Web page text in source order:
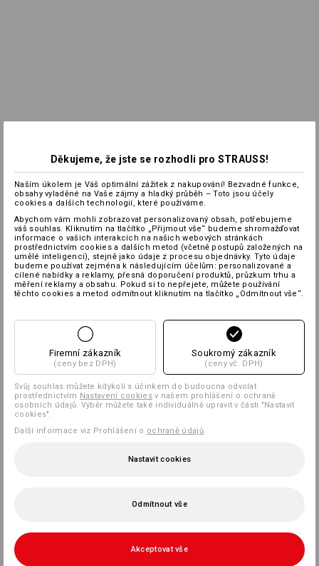
Děkujeme, že jste se rozhodli pro STRAUSS!
Naším úkolem je Váš optimální zážitek z nakupování! Bezvadné funkce,
obsahy vyladěné na Vaše zájmy a hladký průběh – Toto jsou účely
cookies a dalších technologií, které používáme.
Abychom vám mohli zobrazovat personalizovaný obsah, potřebujeme
váš souhlas. Kliknutím na tlačítko „Přijmout vše“ budeme shromažďovat
informace o vašich interakcích na našich webových stránkách
prostřednictvím cookies a dalších metod (včetně postupů založených na
umělé inteligenci), stejně jako údaje z procesu objednávky. Tyto údaje
budeme používat zejména k následujícím účelům: personalizované a
cílené nabídky a reklamy, přesná doporučení produktů, průzkum trhu a
měření reklamy a obsahu. Pokud si to nepřejete, můžete používání
těchto cookies a metod odmítnout kliknutím na tlačítko „Odmítnout vše“.
Firemní zákazník
(ceny bez DPH)
Soukromý zákazník
(ceny vč. DPH)
Svůj souhlas můžete kdykoli s účinkem do budoucna odvolat
prostřednictvím Nastavení cookiesv našem prohlášení o ochraně
osobních údajů. Výběr můžete také individuálně upravit v části "Nastavit
cookies".
Další informace viz Prohlášení o ochraně údajů.
Nastavit cookies
Odmítnout vše
Akceptovat vše